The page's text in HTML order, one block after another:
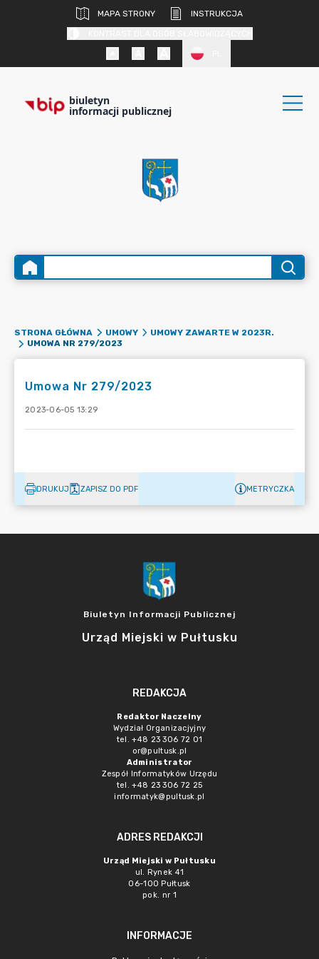
MAPA STRONY
INSTRUKCJA
biuletyn
informacji publicznej
STRONA GŁÓWNA UMOWY
UMOWY ZAWARTE W 2023R.
UMOWA NR 279/2023
Umowa Nr 279/2023
2023-06-05 13:29
DRUKUJ ZAPISZ DO PDF METRYCZKA
Biuletyn Informacji Publicznej
Urząd Miejski w Pułtusku
REDAKCJA
Redaktor Naczelny
Wydział Organizacjyjny
tel. +48 23 306 72 01
or@pultusk.pl
Administrator
Zespół Informatyków Urzędu
tel. +48 23 306 72 25
informatyk@pultusk.pl
ADRES REDAKCJI
Urząd Miejski w Pułtusku
ul. Rynek 41
06-100 Pułtusk
pok. nr 1
INFORMACJE